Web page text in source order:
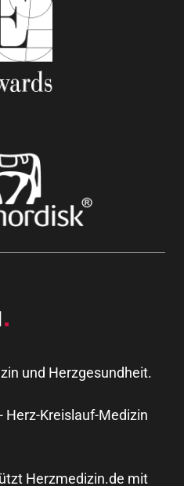
und Herzgesundheit.
Herz-Kreislauf-Medizin
Herzmedizin.de mit